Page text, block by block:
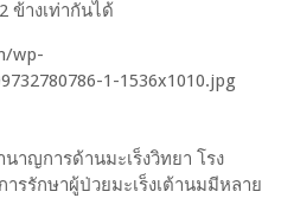
ข้างเท่ากันได้
ญการด้านมะเร็งวิทยา โรง
รรักษาผู้ป่วยมะเร็งเต้านมมีหลาย